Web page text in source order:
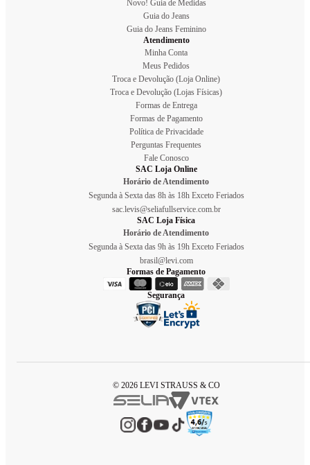
Novo! Guia de Medidas
Guia do Jeans
Guia do Jeans Feminino
Atendimento
Minha Conta
Meus Pedidos
Troca e Devolução (Loja Online)
Troca e Devolução (Lojas Físicas)
Formas de Entrega
Formas de Pagamento
Política de Privacidade
Perguntas Frequentes
Fale Conosco
SAC Loja Online
Horário de Atendimento
Segunda à Sexta das 8h às 18h Exceto Feriados
sac.levis@seliafullservice.com.br
SAC Loja Física
Horário de Atendimento
Segunda à Sexta das 9h às 19h Exceto Feriados
brasil@levi.com
Formas de Pagamento
Segurança
© 2026 LEVI STRAUSS & CO